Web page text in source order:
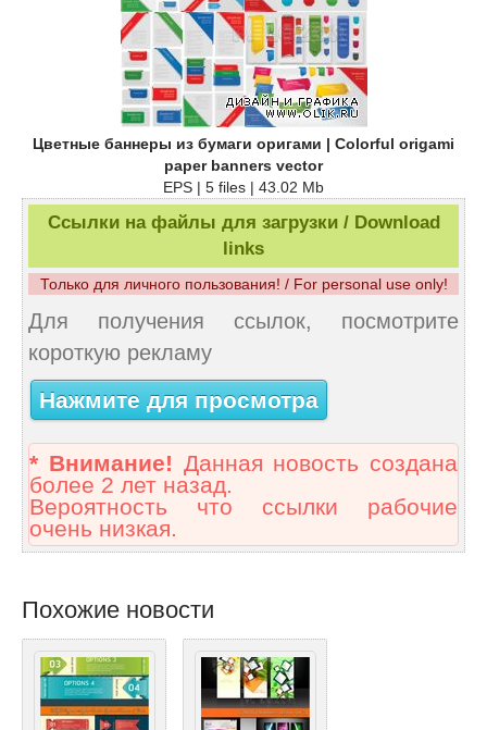
Цветные баннеры из бумаги оригами | Colorful origami
paper banners vector
EPS | 5 files | 43.02 Mb
Ссылки на файлы для загрузки / Download
links
Только для личного пользования! / For personal use only!
Для получения ссылок, посмотрите
короткую рекламу
Нажмите для просмотра
* Внимание! Данная новость создана
более 2 лет назад.
Вероятность что ссылки рабочие
очень низкая.
Похожие новости